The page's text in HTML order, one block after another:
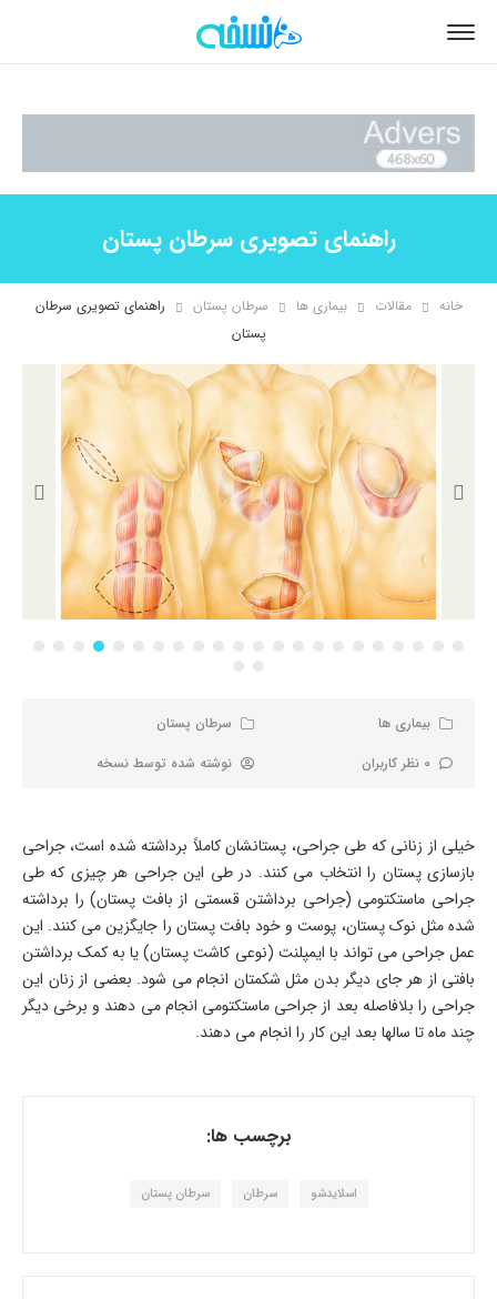
راهنمای تصویری سرطان پستان
خانه مقالات بیماری ها سرطان پستان
راهنمای تصویری سرطان
پستان
بیماری ها
سرطان پستان
0 نظر کاربران
نوشته شده توسط نسخه
خیلی از زنانی که طی جراحی، پستانشان کاملاً برداشته شده است، جراحی
بازسازی پستان را انتخاب می­ کنند. در طی این جراحی هر چیزی که طی
جراحی ماستکتومی (جراحی برداشتن قسمتی از بافت پستان) را برداشته
شده مثل نوک پستان، پوست و خود بافت پستان را جایگزین می­ کنند. این
عمل جراحی می­ تواند با ایمپلنت (نوعی کاشت پستان) یا به کمک برداشتن
بافتی از هر جای دیگر بدن مثل شکمتان انجام می ­شود. بعضی از زنان این
جراحی را بلافاصله بعد از جراحی ماستکتومی انجام می ­دهند و برخی دیگر
چند ماه تا سال­ها بعد این کار را انجام می­ دهند.
برچسب ها:
اسلایدشو سرطان سرطان پستان